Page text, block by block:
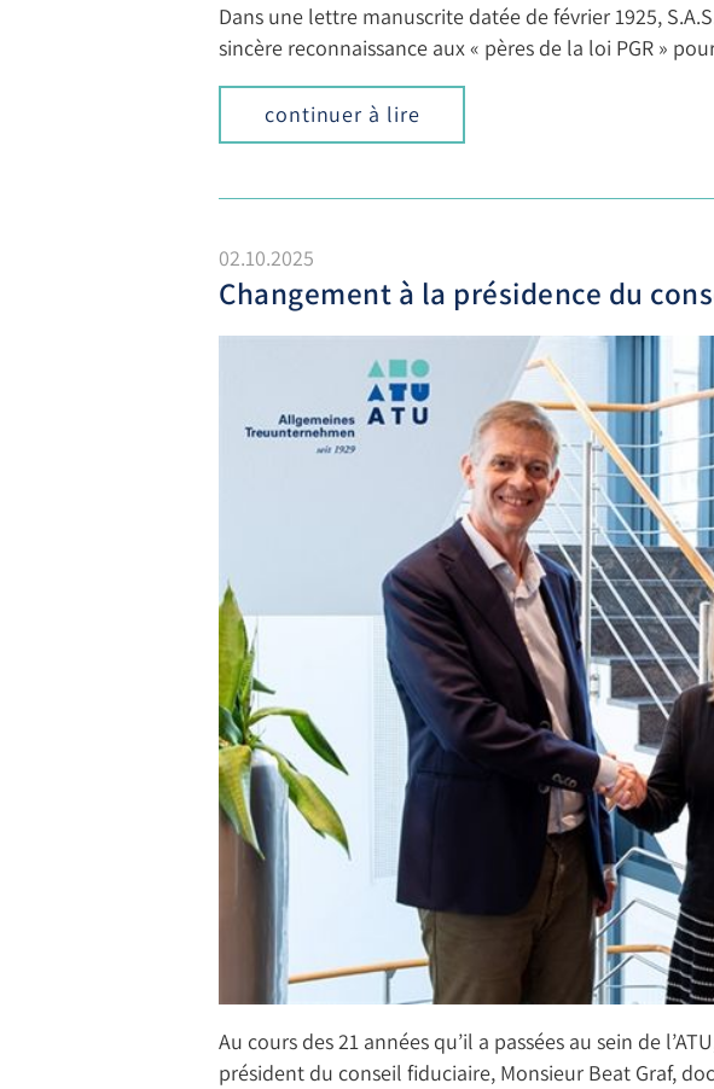
Dans une lettre manuscrite datée de février 1925,
sincère reconnaissance aux « pères de la loi PGR »
continuer à lire
02.10.2025
Changement à la présidence du
Au cours des 21 années qu’il a passées au sein de
président du conseil fiduciaire, Monsieur Beat Graf,